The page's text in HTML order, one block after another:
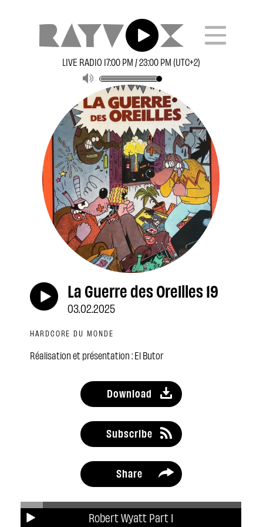
LIVE RADIO 17:00 PM / 23:00 PM (UTC+2)
Robert Wyatt Part 1
La Guerre des Oreilles 19
03.02.2025
HARDCORE DU MONDE
Réalisation et présentation : El Butor
Download
Subscribe
Share